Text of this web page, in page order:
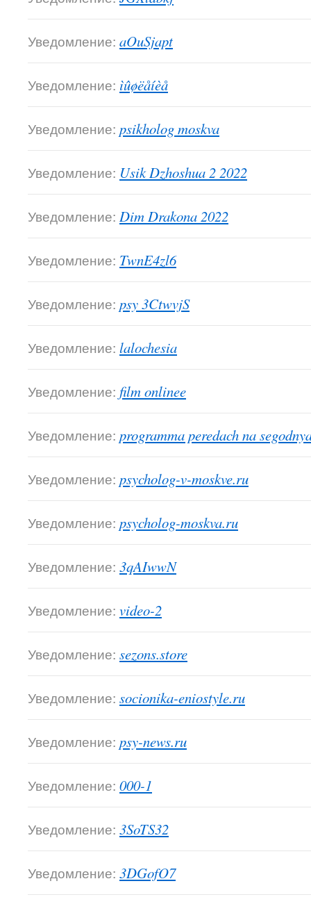
Уведомление: aOuSjapt
Уведомление: ìûøëåíèå
Уведомление: psikholog moskva
Уведомление: Usik Dzhoshua 2 2022
Уведомление: Dim Drakona 2022
Уведомление: TwnE4zl6
Уведомление: psy 3CtwvjS
Уведомление: lalochesia
Уведомление: film onlinee
Уведомление: programma peredach na
Уведомление: psycholog-v-moskve.ru
Уведомление: psycholog-moskva.ru
Уведомление: 3qAIwwN
Уведомление: video-2
Уведомление: sezons.store
Уведомление: socionika-eniostyle.ru
Уведомление: psy-news.ru
Уведомление: 000-1
Уведомление: 3SoTS32
Уведомление: 3DGofO7